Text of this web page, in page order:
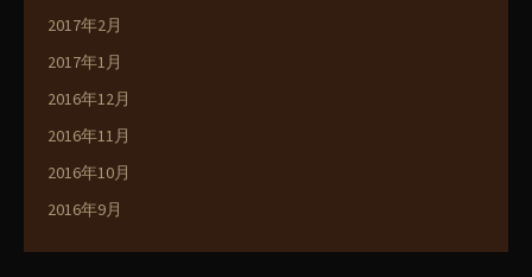
2017年2月
2017年1月
2016年12月
2016年11月
2016年10月
2016年9月